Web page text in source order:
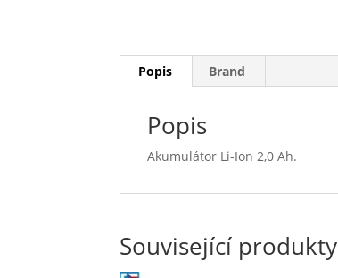
Popis Brand
Popis
Akumulátor Li-Ion 2,0 Ah.
Související produkty